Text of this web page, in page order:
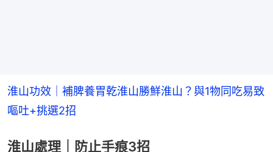
淮山功效｜補脾養胃乾淮山勝鮮淮山？與1物同吃易致
嘔吐+挑選2招
淮山處理｜防止手痕3招